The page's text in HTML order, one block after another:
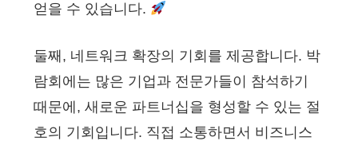
얻을 수 있습니다.
둘째, 네트워크 확장의 기회를 제공합니다. 박
람회에는 많은 기업과 전문가들이 참석하기
때문에, 새로운 파트너십을 형성할 수 있는 절
호의 기회입니다. 직접 소통하면서 비즈니스